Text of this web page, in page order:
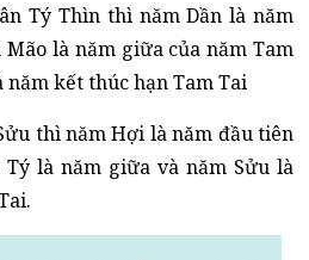
Tý Thìn thì năm Dần là năm
Mão là năm giữa của năm Tam
năm kết thúc hạn Tam Tai
thì năm Hợi là năm đầu tiên
Tý là năm giữa và năm Sửu là